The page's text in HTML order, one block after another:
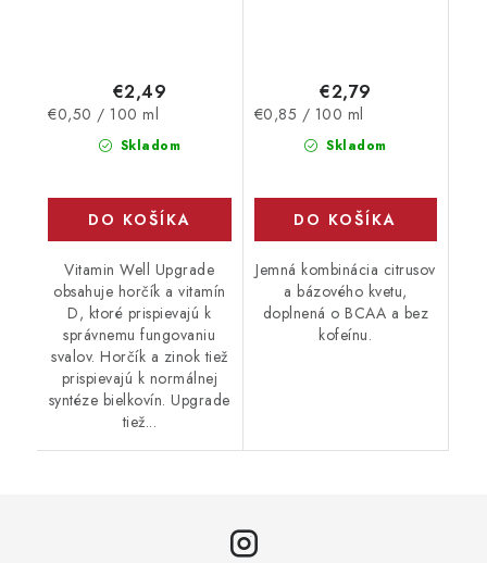
Skladom
€2,49
Jednotková
€0,50 / 100 ml
DO KOŠÍKA
Vitamin Well Upgrade
obsahuje horčík a vitamín
D, ktoré prispievajú k
správnemu fungovaniu
svalov. Horčík a zinok tiež
prispievajú k normálnej
syntéze bielkovín. Upgrade
tiež...
Skladom
€2,79
Jednotková
€0,85 / 100 ml
DO KOŠÍKA
Jemná kombinácia citrusov
a bázového kvetu,
doplnená o BCAA a bez
kofeínu.